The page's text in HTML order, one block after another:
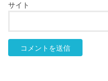
サイト